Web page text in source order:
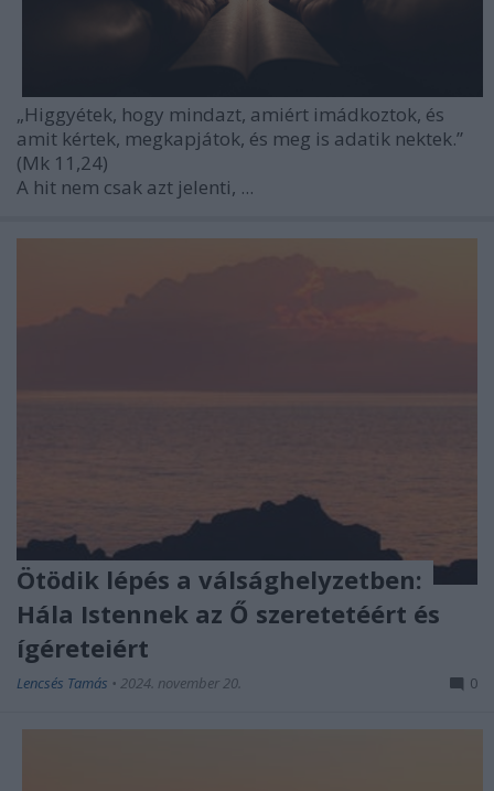
„Higgyétek, hogy mindazt, amiért imádkoztok, és
amit kértek, megkapjátok, és meg is adatik nektek.”
(Mk 11,24)
A hit nem csak azt jelenti, ...
Ötödik lépés a válsághelyzetben:
Hála Istennek az Ő szeretetéért és
ígéreteiért
Lencsés Tamás • 2024. november 20. 0